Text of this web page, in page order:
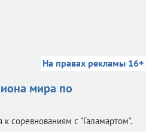
На правах рекламы 16+
мира по
к соревнованиям с "Галамартом".